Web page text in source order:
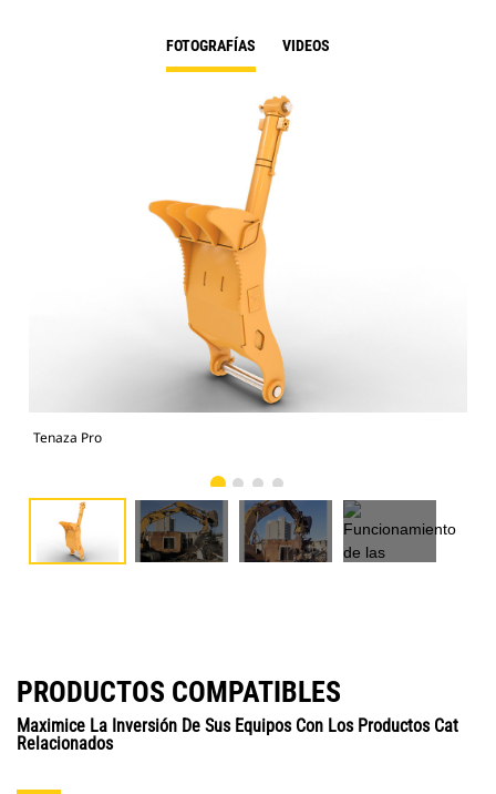
FOTOGRAFÍAS VIDEOS
Tenaza Pro
PRODUCTOS COMPATIBLES
Maximice La Inversión De Sus Equipos Con Los Productos Cat
Relacionados